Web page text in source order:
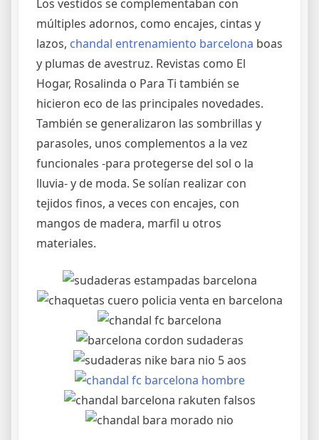
Los vestidos se complementaban con
múltiples adornos, como encajes, cintas y
lazos, chandal entrenamiento barcelona boas
y plumas de avestruz. Revistas como El
Hogar, Rosalinda o Para Ti también se
hicieron eco de las principales novedades.
También se generalizaron las sombrillas y
parasoles, unos complementos a la vez
funcionales -para protegerse del sol o la
lluvia- y de moda. Se solían realizar con
tejidos finos, a veces con encajes, con
mangos de madera, marfil u otros
materiales.